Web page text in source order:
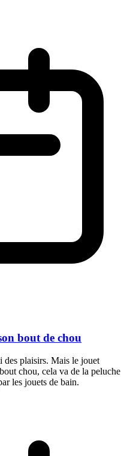
bout de chou
plaisirs. Mais le jouet
chou, cela va de la peluche
les jouets de bain.